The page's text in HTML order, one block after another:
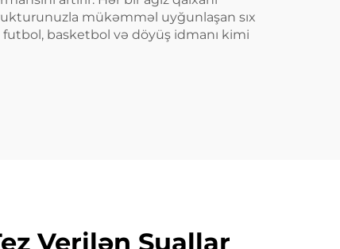
mükəmməl uyğunlaşan sıx
basketbol və döyüş idmanı kimi
Verilən Suallar